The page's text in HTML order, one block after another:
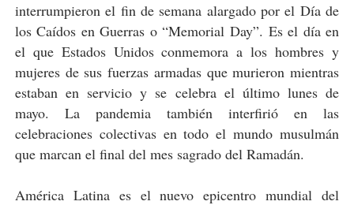
interrumpieron el fin de semana alargado por el Día de
los Caídos en Guerras o “Memorial Day”. Es el día en
el que Estados Unidos conmemora a los hombres y
mujeres de sus fuerzas armadas que murieron mientras
estaban en servicio y se celebra el último lunes de
mayo. La pandemia también interfirió en las
celebraciones colectivas en todo el mundo musulmán
que marcan el final del mes sagrado del Ramadán.
América Latina es el nuevo epicentro mundial del